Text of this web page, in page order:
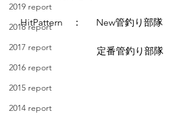
2019 report
2018 report
2017 report
2016 report
2015 report
2014 report
HitPattern　：　  New管釣り部隊
定番管釣り部隊